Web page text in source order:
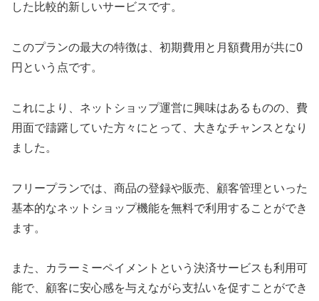
した比較的新しいサービスです。
このプランの最大の特徴は、初期費用と月額費用が共に0
円という点です。
これにより、ネットショップ運営に興味はあるものの、費
用面で躊躇していた方々にとって、大きなチャンスとなり
ました。
フリープランでは、商品の登録や販売、顧客管理といった
基本的なネットショップ機能を無料で利用することができ
ます。
また、カラーミーペイメントという決済サービスも利用可
能で、顧客に安心感を与えながら支払いを促すことができ